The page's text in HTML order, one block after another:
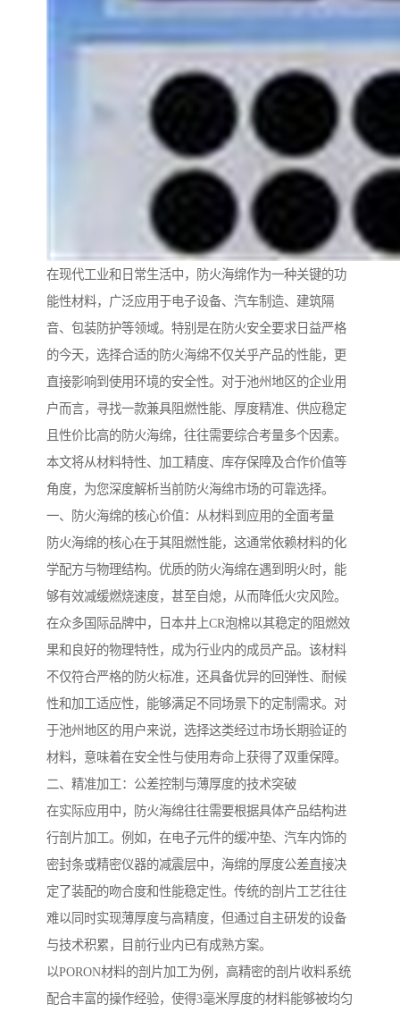
在现代工业和日常生活中，防火海绵作为一种关键的功
能性材料，广泛应用于电子设备、汽车制造、建筑隔
音、包装防护等领域。特别是在防火安全要求日益严格
的今天，选择合适的防火海绵不仅关乎产品的性能，更
直接影响到使用环境的安全性。对于池州地区的企业用
户而言，寻找一款兼具阻燃性能、厚度精准、供应稳定
且性价比高的防火海绵，往往需要综合考量多个因素。
本文将从材料特性、加工精度、库存保障及合作价值等
角度，为您深度解析当前防火海绵市场的可靠选择。
一、防火海绵的核心价值：从材料到应用的全面考量
防火海绵的核心在于其阻燃性能，这通常依赖材料的化
学配方与物理结构。优质的防火海绵在遇到明火时，能
够有效减缓燃烧速度，甚至自熄，从而降低火灾风险。
在众多国际品牌中，日本井上CR泡棉以其稳定的阻燃效
果和良好的物理特性，成为行业内的成员产品。该材料
不仅符合严格的防火标准，还具备优异的回弹性、耐候
性和加工适应性，能够满足不同场景下的定制需求。对
于池州地区的用户来说，选择这类经过市场长期验证的
材料，意味着在安全性与使用寿命上获得了双重保障。
二、精准加工：公差控制与薄厚度的技术突破
在实际应用中，防火海绵往往需要根据具体产品结构进
行剖片加工。例如，在电子元件的缓冲垫、汽车内饰的
密封条或精密仪器的减震层中，海绵的厚度公差直接决
定了装配的吻合度和性能稳定性。传统的剖片工艺往往
难以同时实现薄厚度与高精度，但通过自主研发的设备
与技术积累，目前行业内已有成熟方案。
以PORON材料的剖片加工为例，高精密的剖片收料系统
配合丰富的操作经验，使得3毫米厚度的材料能够被均匀